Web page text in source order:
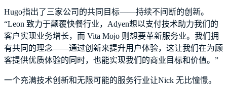
Hugo指出了三家公司的共同目标——持续不间断的创新。
“Leon 致力于颠覆快餐行业，Adyen想以支付技术助力我们的
客户实现业务增长，而 Vita Mojo 则想要革新服务业。我们拥
有共同的理念——通过创新来提升用户体验，这让我们在为顾
客提供优质体验的同时，也能实现我们的商业目标和价值。”
一个充满技术创新和无限可能的服务行业让Nick 无比憧憬。